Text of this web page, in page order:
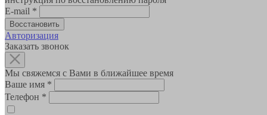
E-mail *
Авторизация
Заказать звонок
Мы свяжемся с Вами в ближайшее время
Ваше имя *
Телефон *